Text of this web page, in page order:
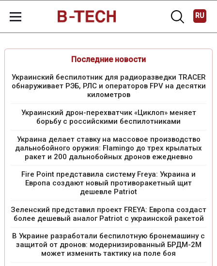
RU
Последние новости
Украинский беспилотник для радиоразведки TRACER
обнаруживает РЭБ, РЛС и операторов FPV на десятки
километров
Украинский дрон-перехватчик «Циклоп» меняет
борьбу с российскими беспилотниками
Украина делает ставку на массовое производство
дальнобойного оружия: Flamingo до трех крылатых
ракет и 200 дальнобойных дронов ежедневно
Fire Point представила систему Freya: Украина и
Европа создают новый противоракетный щит
дешевле Patriot
Зеленский представил проект FREYA: Европа создаст
более дешевый аналог Patriot с украинской ракетой
В Украине разработали беспилотную бронемашину с
защитой от дронов: модернизированный БРДМ-2М
может изменить тактику на поле боя